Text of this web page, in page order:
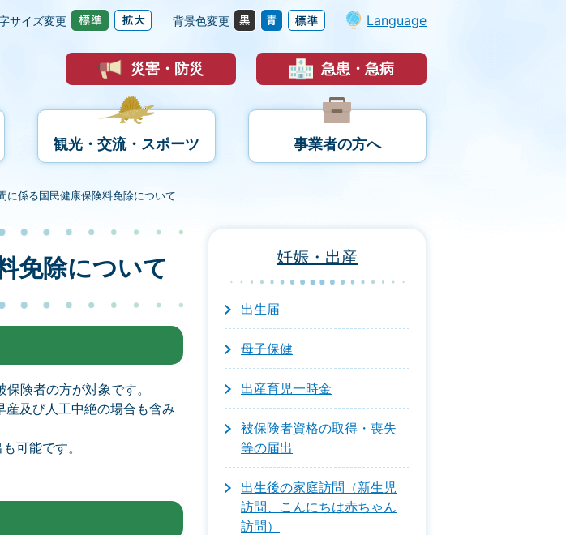
サイズ変更 背景色変更 Language
災害・防災 急患・急病
観光・交流・スポーツ 事業者の方へ
に係る国民健康保険料免除について
免除について
険者の方が対象です。
及び人工中絶の場合も含み
可能です。
妊娠・出産
出生届
母子保健
出産育児一時金
被保険者資格の取得・喪失
等の届出
出生後の家庭訪問（新生児
訪問、こんにちは赤ちゃん
訪問）